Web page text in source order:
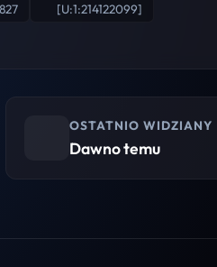
[U:1:214122099]
OSTATNIO WIDZIANY
Dawno temu